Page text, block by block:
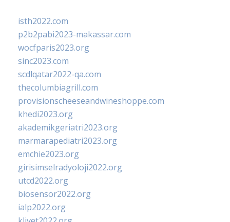
isth2022.com
p2b2pabi2023-makassar.com
wocfparis2023.org
sinc2023.com
scdlqatar2022-qa.com
thecolumbiagrill.com
provisionscheeseandwineshoppe.com
khedi2023.org
akademikgeriatri2023.org
marmarapediatri2023.org
emchie2023.org
girisimselradyoloji2022.org
utcd2022.org
biosensor2022.org
ialp2022.org